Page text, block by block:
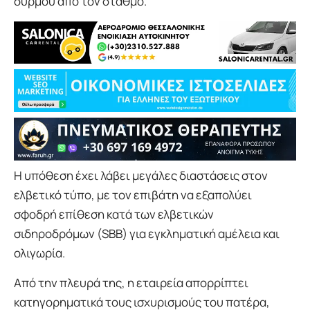
Η υπόθεση έχει λάβει μεγάλες διαστάσεις στον
ελβετικό τύπο, με τον επιβάτη να εξαπολύει
σφοδρή επίθεση κατά των ελβετικών
σιδηροδρόμων (SBB) για εγκληματική αμέλεια και
ολιγωρία.
Από την πλευρά της, η εταιρεία απορρίπτει
κατηγορηματικά τους ισχυρισμούς του πατέρα,